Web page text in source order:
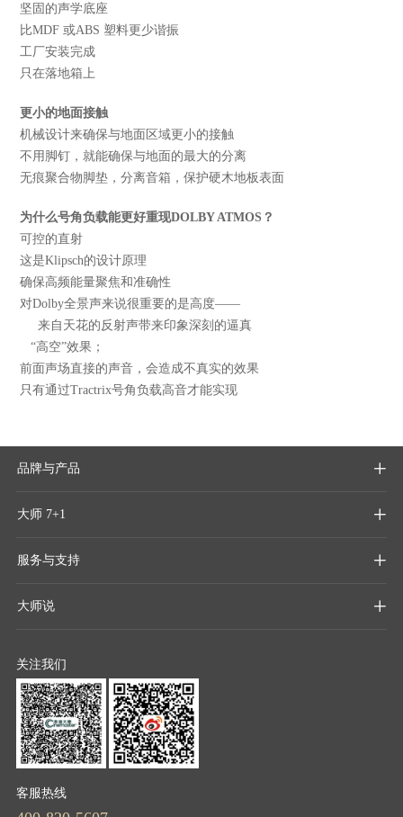
坚固的声学底座
比MDF 或ABS 塑料更少谐振
工厂安装完成
只在落地箱上
更小的地面接触
机械设计来确保与地面区域更小的接触
不用脚钉，就能确保与地面的最大的分离
无痕聚合物脚垫，分离音箱，保护硬木地板表面
为什么号角负载能更好重现DOLBY ATMOS？
可控的直射
这是Klipsch的设计原理
确保高频能量聚焦和准确性
对Dolby全景声来说很重要的是高度——
来自天花的反射声带来印象深刻的逼真
“高空”效果；
前面声场直接的声音，会造成不真实的效果
只有通过Tractrix号角负载高音才能实现
品牌与产品 
大师 7+1 
服务与支持 
大师说 
关注我们
客服热线